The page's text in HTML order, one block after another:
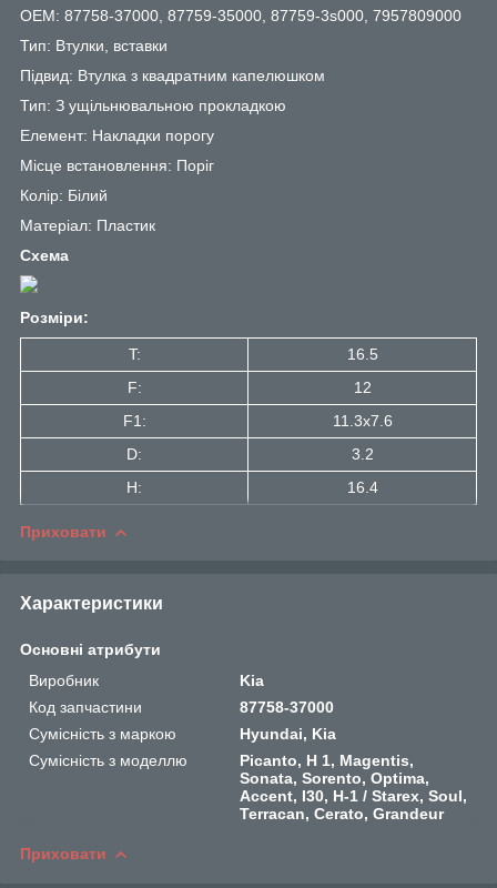
OEM: 87758-37000, 87759-35000, 87759-3s000, 7957809000
Тип: Втулки, вставки
Підвид: Втулка з квадратним капелюшком
Тип: З ущільнювальною прокладкою
Елемент: Накладки порогу
Місце встановлення: Поріг
Колір: Білий
Матеріал: Пластик
Схема
Розміри:
T:
16.5
F:
12
F1:
11.3x7.6
D:
3.2
H:
16.4
Приховати
Характеристики
Основні атрибути
Виробник
Kia
Код запчастини
87758-37000
Сумісність з маркою
Hyundai, Kia
Сумісність з моделлю
Picanto, H 1, Magentis,
Sonata, Sorento, Optima,
Accent, I30, H-1 / Starex, Soul,
Terracan, Cerato, Grandeur
Приховати